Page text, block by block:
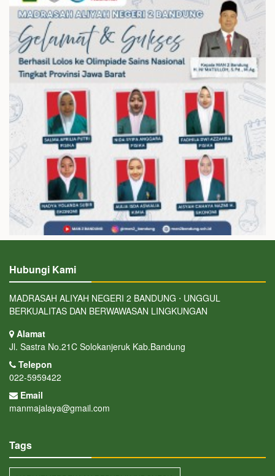
Hubungi Kami
MADRASAH ALIYAH NEGERI 2 BANDUNG ⋅ UNGGUL
BERKUALITAS DAN BERWAWASAN LINGKUNGAN
Alamat
Jl. Sastra No.21C Solokanjeruk Kab.Bandung
Telepon
022-5959422
Email
manmajalaya@gmail.com
Tags